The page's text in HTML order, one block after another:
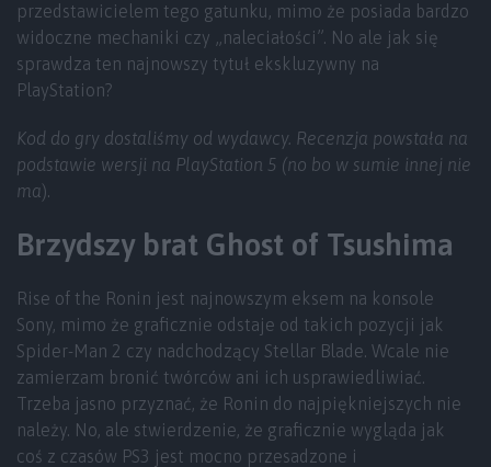
przedstawicielem tego gatunku, mimo że posiada bardzo
widoczne mechaniki czy „naleciałości”. No ale jak się
sprawdza ten najnowszy tytuł ekskluzywny na
PlayStation?
Kod do gry dostaliśmy od wydawcy. Recenzja powstała na
podstawie wersji na PlayStation 5 (no bo w sumie innej nie
ma).
Brzydszy brat Ghost of Tsushima
Rise of the Ronin jest najnowszym eksem na konsole
Sony, mimo że graficznie odstaje od takich pozycji jak
Spider-Man 2 czy nadchodzący Stellar Blade. Wcale nie
zamierzam bronić twórców ani ich usprawiedliwiać.
Trzeba jasno przyznać, że Ronin do najpiękniejszych nie
należy. No, ale stwierdzenie, że graficznie wygląda jak
coś z czasów PS3 jest mocno przesadzone i